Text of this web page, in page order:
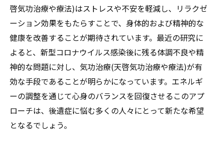
啓気功治療や療法)はストレスや不安を軽減し、リラクゼ
ーション効果をもたらすことで、身体的および精神的な
健康を改善することが期待されています。最近の研究に
よると、新型コロナウイルス感染後に残る体調不良や精
神的な問題に対し、気功治療(天啓気功治療や療法)が有
効な手段であることが明らかになっています。エネルギ
ーの調整を通じて心身のバランスを回復させるこのアプ
ローチは、後遺症に悩む多くの人々にとって新たな希望
となるでしょう。